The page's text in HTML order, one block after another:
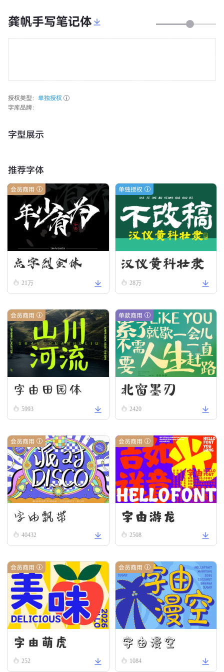
龚帆手写笔记体
授权类型： 单独授权
字库品牌：
字型展示
推荐字体
会员商用
点字烈金体
21万
单独授权
汉仪黄科壮隶
W28万
会员商用
字由田园体
5993
单款商用
北窗墨刃
2420
会员商用
字由飘带
40432
会员商用
字由游龙
2508
会员商用
字由萌虎
252
会员商用
字由漫空
1084